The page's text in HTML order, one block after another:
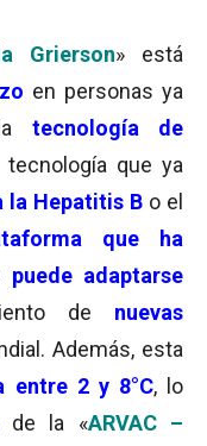
Grierson» está
en personas ya
tecnología de
tecnología que ya
la Hepatitis B o el
que ha
puede adaptarse
de nuevas
Además, esta
entre 2 y 8°C, lo
de la «ARVAC –